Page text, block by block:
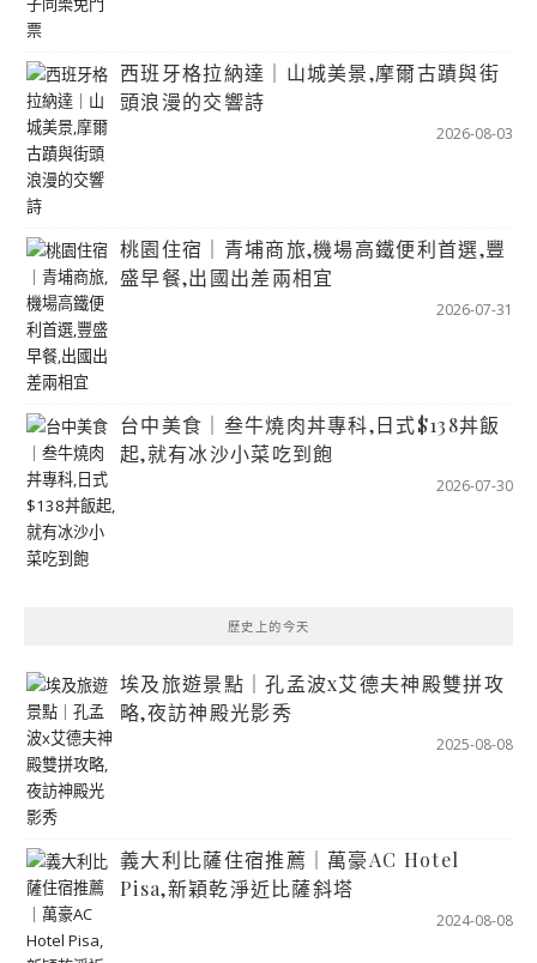
西班牙格拉納達｜山城美景,摩爾古蹟與街
頭浪漫的交響詩
2026-08-03
桃園住宿｜青埔商旅,機場高鐵便利首選,豐
盛早餐,出國出差兩相宜
2026-07-31
台中美食｜叁牛燒肉丼專科,日式$138丼飯
起,就有冰沙小菜吃到飽
2026-07-30
歷史上的今天
埃及旅遊景點｜孔孟波x艾德夫神殿雙拼攻
略,夜訪神殿光影秀
2025-08-08
義大利比薩住宿推薦｜萬豪AC Hotel
Pisa,新穎乾淨近比薩斜塔
2024-08-08